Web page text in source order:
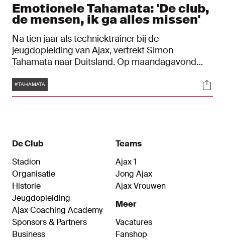
Emotionele Tahamata: 'De club,
de mensen, ik ga alles missen'
Na tien jaar als techniektrainer bij de
jeugdopleiding van Ajax, vertrekt Simon
Tahamata naar Duitsland. Op maandagavond
furore maakte bij Ajax, verrast met een mooi
afscheid op de Toekomst. "De jeugd houdt me
Tags
#TAHAMATA
De Club
Stadion
Organisatie
Historie
Jeugdopleiding
Ajax Coaching Academy
Sponsors & Partners
Business
Teams
Ajax 1
Jong Ajax
Ajax Vrouwen
Meer
Vacatures
Fanshop